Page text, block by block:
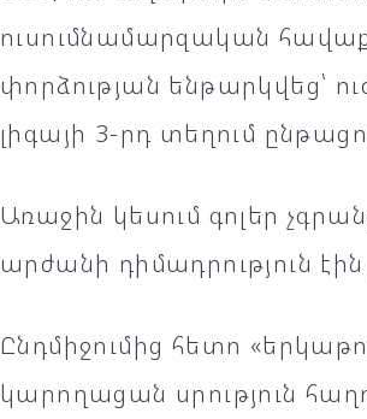
ուսումնամարզական
փորձության ենթարկվեց՝
լիգայի 3-րդ տեղում
Առաջին կեսում գոլեր
արժանի դիմադրություն
Ընդմիջումից հետո
կարողացան սրություն